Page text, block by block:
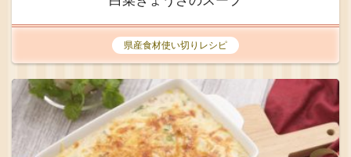
県産食材使い切りレシピ